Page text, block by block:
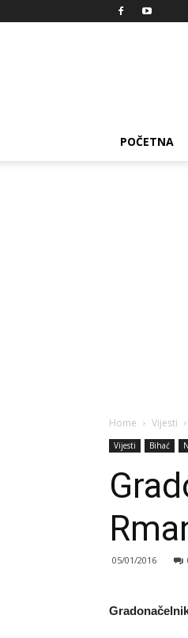
POČETNA
Home Vijesti
Vijesti Bihać
05/01/2016